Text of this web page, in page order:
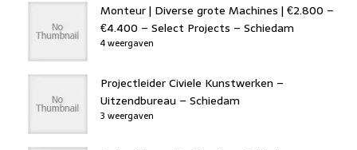
Monteur | Diverse grote Machines | €2.800 –
€4.400 – Select Projects – Schiedam
4 weergaven
Projectleider Civiele Kunstwerken –
Uitzendbureau – Schiedam
3 weergaven